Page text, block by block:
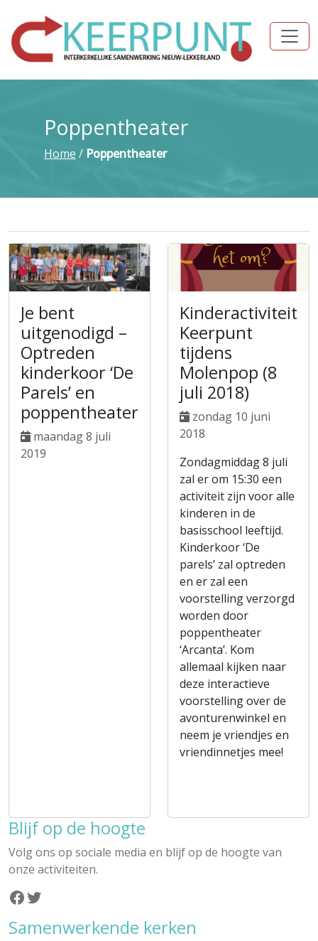
Poppentheater
Home / Poppentheater
Je bent
uitgenodigd –
Optreden
kinderkoor ‘De
Parels’ en
poppentheater
maandag 8 juli
2019
Kinderactiviteit
Keerpunt
tijdens
Molenpop (8
juli 2018)
zondag 10 juni
2018
Zondagmiddag 8 juli
zal er om 15:30 een
activiteit zijn voor alle
kinderen in de
basisschool leeftijd.
Kinderkoor ‘De
parels’ zal optreden
en er zal een
voorstelling verzorgd
worden door
poppentheater
‘Arcanta’. Kom
allemaal kijken naar
deze interactieve
voorstelling over de
avonturenwinkel en
neem je vriendjes en
vriendinnetjes mee!
Blijf op de hoogte
Volg ons op sociale media en blijf op de hoogte van
onze activiteiten.
Facebook
Twitter
Samenwerkende kerken